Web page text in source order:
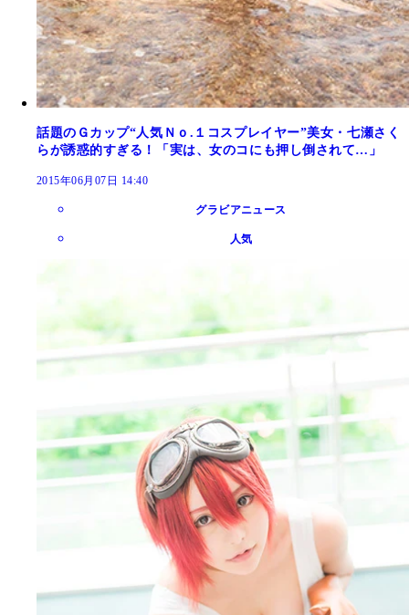
話題のＧカップ“人気Ｎｏ.１コスプレイヤー”美女・七瀬さく
らが誘惑的すぎる！「実は、女のコにも押し倒されて…」
2015年06月07日 14:40
グラビアニュース
人気